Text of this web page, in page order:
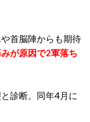
首脳陣からも期待
が原因で2軍落ち
診断。同年4月に